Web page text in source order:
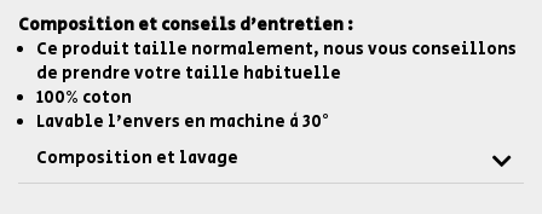
Composition et conseils d'entretien :
Ce produit taille normalement, nous vous conseillons
de prendre votre taille habituelle
100% coton
Lavable l'envers en machine à 30°
Composition et lavage